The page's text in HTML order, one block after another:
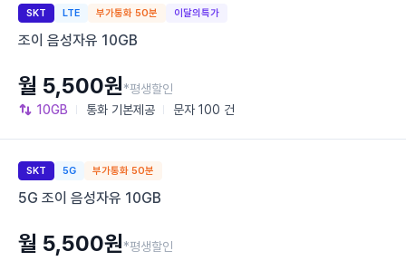
SKT LTE 부가통화 50분 이달의특가
조이 음성자유 10GB
10GB 통화 기본제공 문자 100 건
월 5,500원*평생할인
SKT 5G 부가통화 50분
5G 조이 음성자유 10GB
월 5,500원*평생할인